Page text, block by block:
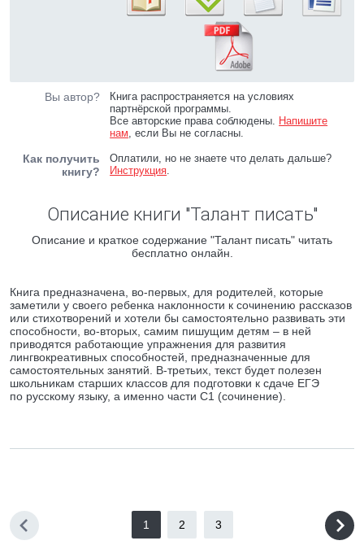
Вы автор?
Книга распространяется на условиях
партнёрской программы.
Все авторские права соблюдены. Напишите
нам, если Вы не согласны.
Как получить
книгу?
Оплатили, но не знаете что делать дальше?
Инструкция.
Описание книги "Талант писать"
Описание и краткое содержание "Талант писать" читать
бесплатно онлайн.
Книга предназначена, во-первых, для родителей, которые
заметили у своего ребенка наклонности к сочинению рассказов
или стихотворений и хотели бы самостоятельно развивать эти
способности, во-вторых, самим пишущим детям – в ней
приводятся работающие упражнения для развития
лингвокреативных способностей, предназначенные для
самостоятельных занятий. В-третьих, текст будет полезен
школьникам старших классов для подготовки к сдаче ЕГЭ
по русскому языку, а именно части С1 (сочинение).
1 2 3